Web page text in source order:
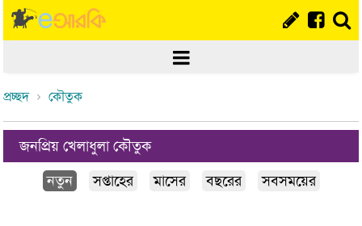
প্রচ্ছদ কৌতুক
জনপ্রিয় খেলাধুলা কৌতুক
নতুন
সপ্তাহের মাসের বছরের সবসময়ের